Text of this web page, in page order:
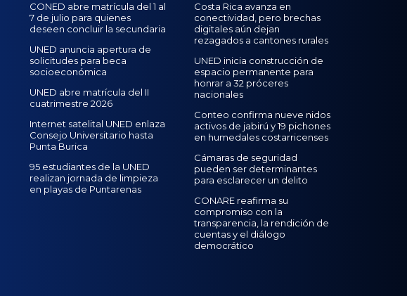
CONED abre matrícula del 1 al
7 de julio para quienes
deseen concluir la secundaria
UNED anuncia apertura de
solicitudes para beca
socioeconómica
UNED abre matrícula del II
cuatrimestre 2026
Internet satelital UNED enlaza
Consejo Universitario hasta
Punta Burica
95 estudiantes de la UNED
realizan jornada de limpieza
en playas de Puntarenas
Costa Rica avanza en
conectividad, pero brechas
digitales aún dejan
rezagados a cantones rurales
UNED inicia construcción de
espacio permanente para
honrar a 32 próceres
nacionales
Conteo confirma nueve nidos
activos de jabirú y 19 pichones
en humedales costarricenses
Cámaras de seguridad
pueden ser determinantes
para esclarecer un delito
CONARE reafirma su
compromiso con la
transparencia, la rendición de
cuentas y el diálogo
democrático